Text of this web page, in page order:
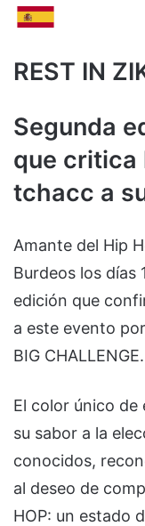
REST IN
Segunda
que critica
tchacc a
Amante del Hip
Burdeos los días
edición que
a este evento
BIG CHALLENGE.
El color único de
su sabor a la
conocidos,
al deseo de
HOP: un estado